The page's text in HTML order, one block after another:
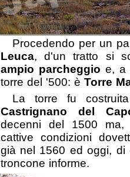
Procedendo per un
Leuca, d'un tratto si
ampio parcheggio e, a
torre del '500: è Torre
La torre fu
Castrignano del
decenni del 1500
cattive condizioni
già nel 1560 ed oggi, di
troncone informe.